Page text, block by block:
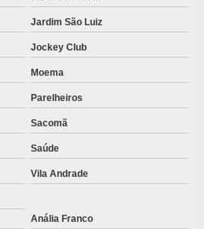
DESCARTÁVEIS
Jardim São Luiz
Jockey Club
Moema
Parelheiros
Sacomã
Saúde
Vila Andrade
Anália Franco